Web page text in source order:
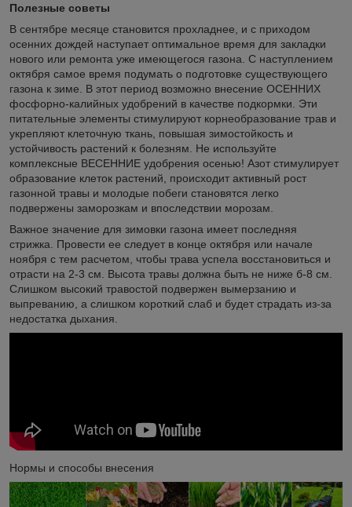
Полезные советы
В сентябре месяце становится прохладнее, и с приходом
осенних дождей наступает оптимальное время для закладки
нового или ремонта уже имеющегося газона. С наступлением
октября самое время подумать о подготовке существующего
газона к зиме. В этот период возможно внесение ОСЕННИХ
фосфорно-калийных удобрений в качестве подкормки. Эти
питательные элементы стимулируют корнеобразование трав и
укрепляют клеточную ткань, повышая зимостойкость и
устойчивость растений к болезням. Не используйте
комплексные ВЕСЕННИЕ удобрения осенью! Азот стимулирует
образование клеток растений, происходит активный рост
газонной травы и молодые побеги становятся легко
подвержены заморозкам и впоследствии морозам.
Важное значение для зимовки газона имеет последняя
стрижка. Провести ее следует в конце октября или начале
ноября с тем расчетом, чтобы трава успела восстановиться и
отрасти на 2-3 см. Высота травы должна быть не ниже б-8 см.
Слишком высокий травостой подвержен вымерзанию и
выпреванию, а слишком короткий слаб и будет страдать из-за
недостатка дыхания.
Нормы и способы внесения